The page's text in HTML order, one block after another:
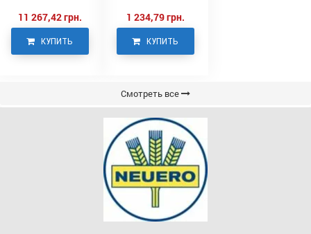
11 267,42 грн.
КУПИТЬ
1 234,79 грн.
КУПИТЬ
Смотреть все